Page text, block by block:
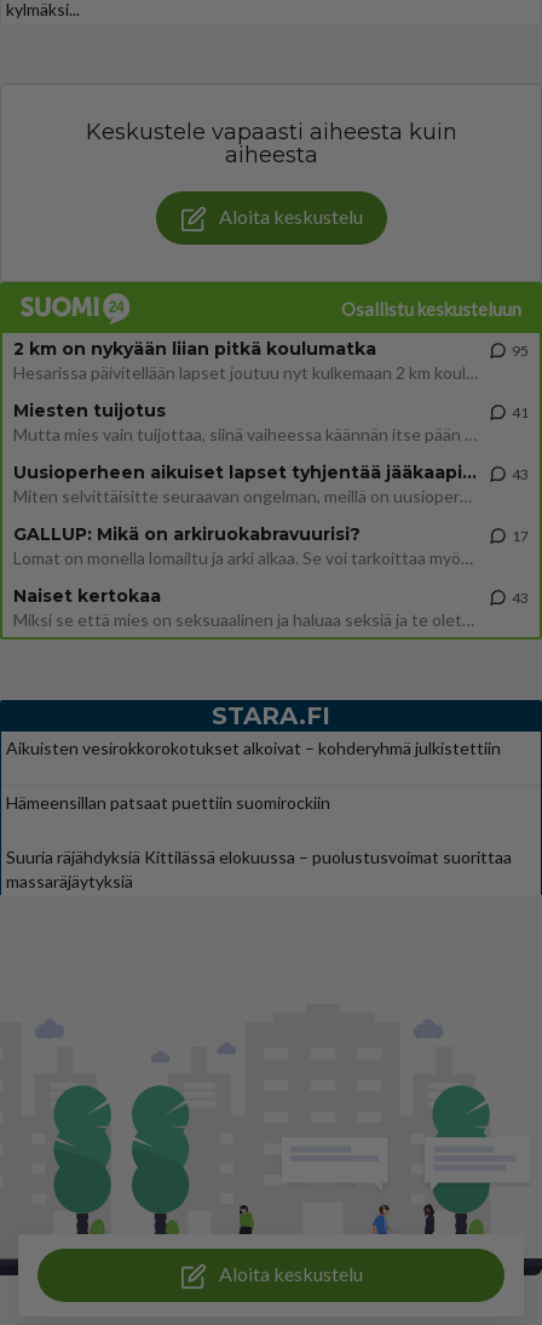
kylmäksi...
Keskustele vapaasti aiheesta kuin
aiheesta
Aloita keskustelu
Osallistu keskusteluun
2 km on nykyään liian pitkä koulumatka
Hesarissa päivitellään lapset joutuu nyt kulkemaan 2 km kouluun jösses. Ruostefillarilla tuo matka menee vaikka miten äk
95
Miesten tuijotus
Mutta mies vain tuijottaa, siinä vaiheessa käännän itse pään pois. Mikä juttu? Yleensä jos joku tuijottaa tai katsoo, hä
41
Uusioperheen aikuiset lapset tyhjentää jääkaapin käydessään
Miten selvittäisitte seuraavan ongelman, meillä on uusioperhe, minulla teini-ikäiset lapset ja puolisolla aikuiset, jotk
43
GALLUP: Mikä on arkiruokabravuurisi?
Lomat on monella lomailtu ja arki alkaa. Se voi tarkoittaa myös sitä, että grillailut on grillattu ja palataan arjen ruo
17
Naiset kertokaa
Miksi se että mies on seksuaalinen ja haluaa seksiä ja te olette hänen mielestänne haluttava on vastenmielistä? Mikä sii
43
STARA.FI
Aikuisten vesirokkorokotukset alkoivat – kohderyhmä julkistettiin
Hämeensillan patsaat puettiin suomirockiin
Suuria räjähdyksiä Kittilässä elokuussa – puolustusvoimat suorittaa
massaräjäytyksiä
Aloita keskustelu